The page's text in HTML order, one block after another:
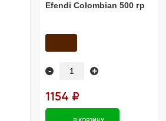
Efendi Colombian 500 гр
- +
1154 ₽